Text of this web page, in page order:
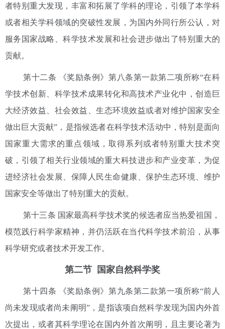
者特别重大发现，丰富和拓展了学科的理论，引领了本学科
或者相关学科领域的突破性发展，为国内外同行所公认，对
服务国家战略、科学技术发展和社会进步做出了特别重大的
贡献。
第十二条 《奖励条例》第八条第一款第二项所称“在科
学技术创新、科学技术成果转化和高技术产业化中，创造巨
大经济效益、社会效益、生态环境效益或者对维护国家安全
做出巨大贡献”，是指候选者在科学技术活动中，特别是面向
国家重大需求的重点领域，取得系列或者特别重大技术突
破，引领了相关行业领域的重大科技进步和产业变革，为促
进经济社会发展、保障人民生命健康、保护生态环境、维护
国家安全等做出了特别重大的贡献。
第十三条 国家最高科学技术奖的候选者应当热爱祖国，
模范践行科学家精神，并仍活跃在当代科学技术前沿，从事
科学研究或者技术开发工作。
第二节 国家自然科学奖
第十四条 《奖励条例》第九条第二款第一项所称“前人
尚未发现或者尚未阐明”，是指该项自然科学发现为国内外首
次提出，或者其科学理论在国内外首次阐明，且主要论著为